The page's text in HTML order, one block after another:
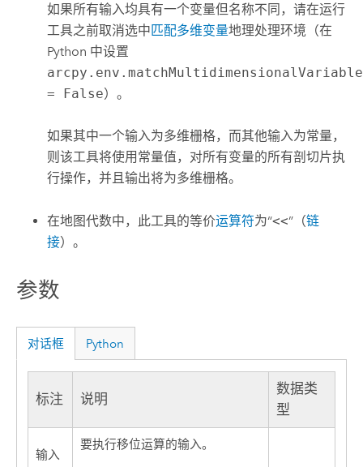
如果所有输入均具有一个变量但名称不同，请在运行
工具之前取消选中匹配多维变量地理处理环境（在
Python 中设置
arcpy.env.matchMultidimensionalVariable
= False）。
如果其中一个输入为多维栅格，而其他输入为常量，
则该工具将使用常量值，对所有变量的所有剖切片执
行操作，并且输出将为多维栅格。
在地图代数中，此工具的等价运算符为“<<”（链
接）。
参数
对话框 Python
标注 说明
数据类
型
输入
要执行移位运算的输入。